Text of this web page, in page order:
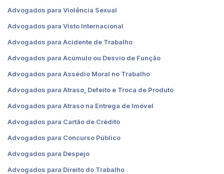
Advogados para Violência Sexual
Advogados para Visto Internacional
Advogados para Acidente de Trabalho
Advogados para Acúmulo ou Desvio de Função
Advogados para Assédio Moral no Trabalho
Advogados para Atraso, Defeito e Troca de Produto
Advogados para Atraso na Entrega de Imóvel
Advogados para Cartão de Crédito
Advogados para Concurso Público
Advogados para Despejo
Advogados para Direito do Trabalho